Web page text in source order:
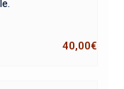
40,00€